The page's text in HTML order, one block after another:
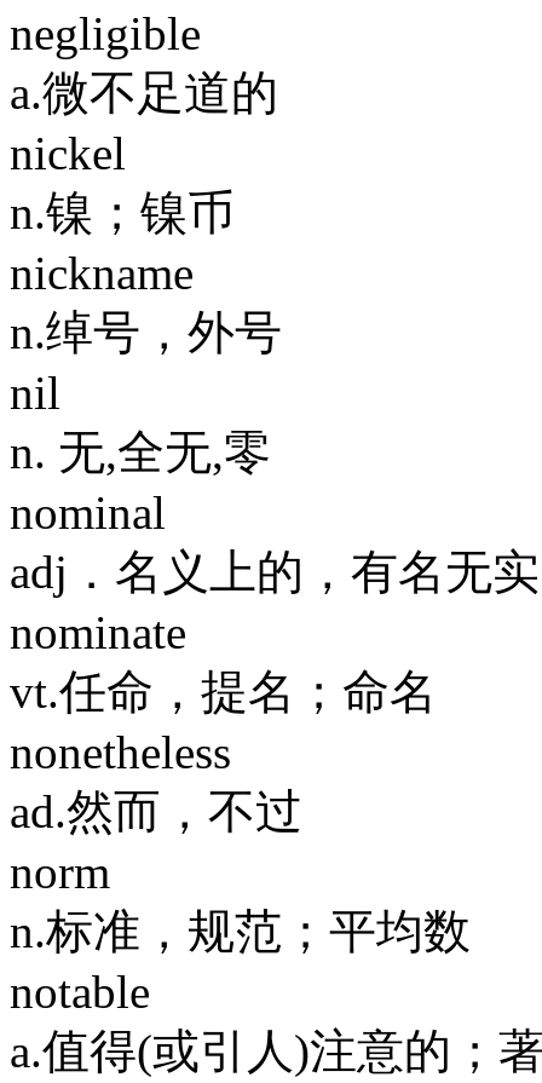
negligible
a.微不足道的
nickel
n.镍；镍币
nickname
n.绰号，外号
nil
n. 无,全无,零
nominal
adj．名义上的，有名无
nominate
vt.任命，提名；命名
nonetheless
ad.然而，不过
norm
n.标准，规范；平均数
notable
a.值得(或引人)注意的；